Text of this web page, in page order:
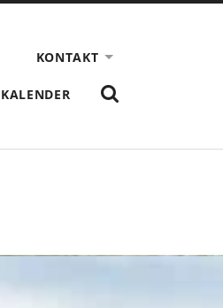
KONTAKT
KALENDER
ZEIGE
DAS